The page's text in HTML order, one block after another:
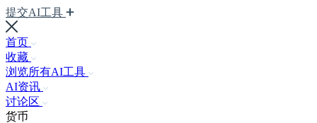
提交AI工具
首页
收藏
浏览所有AI工具
AI资讯
讨论区
货币